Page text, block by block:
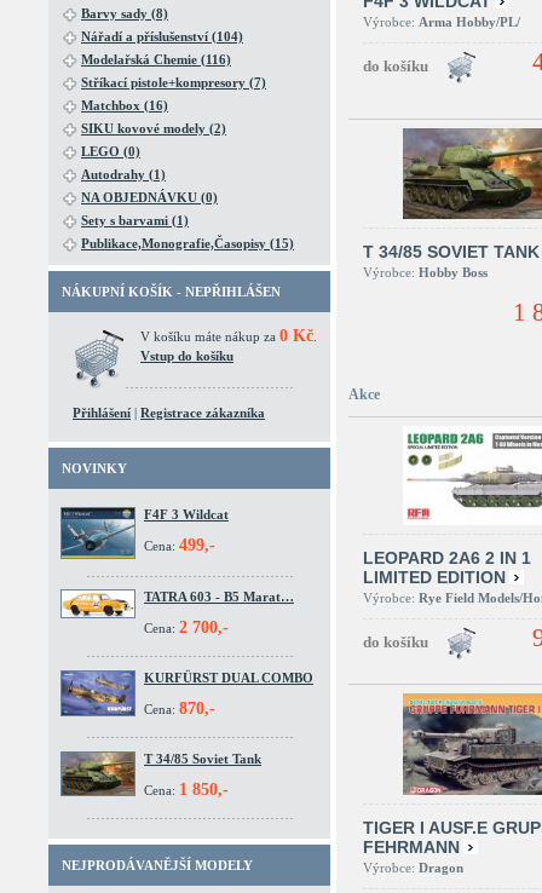
Barvy sady (8)
Nářadí a příslušenství (104)
Modelařská Chemie (116)
Stříkací pistole+kompresory (7)
Matchbox (16)
SIKU kovové modely (2)
LEGO (0)
Autodrahy (1)
NA OBJEDNÁVKU (0)
Sety s barvami (1)
Publikace,Monografie,Časopisy (15)
NÁKUPNÍ KOŠÍK - NEPŘIHLÁŠEN
V košíku máte nákup za 0 Kč
Vstup do košíku
Přihlášení | Registrace zákazníka
NOVINKY
F4F 3 Wildcat
Cena: 499,-
TATRA 603 - B5 Marat…
Cena: 2 700,-
KURFÜRST DUAL COMBO
Cena: 870,-
T 34/85 Soviet Tank
Cena: 1 850,-
NEJPRODÁVANĚJŠÍ MODELY
Výrobce: Arma Hobby/PL/
T 34/85 SOVIET TANK
Výrobce: Hobby Boss
1
Akce
LEOPARD 2A6 2 IN 1
LIMITED EDITION
Výrobce: Rye Field Models/
TIGER I AUSF.E
FEHRMANN
Výrobce: Dragon